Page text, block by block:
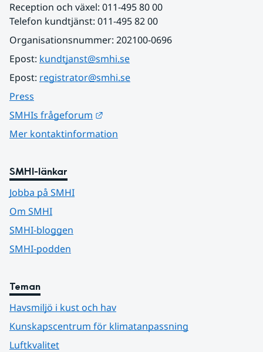
Reception och växel: 011-495 80 00
Telefon kundtjänst: 011-495 82 00
Organisationsnummer: 202100-0696
Epost: kundtjanst@smhi.se
Epost: registrator@smhi.se
Press
SMHIs frågeforum
Mer kontaktinformation
SMHI-länkar
Jobba på SMHI
Om SMHI
SMHI-bloggen
SMHI-podden
Teman
Havsmiljö i kust och hav
Kunskapscentrum för klimatanpassning
Luftkvalitet